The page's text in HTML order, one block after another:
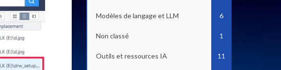
Modèles de langage et LLM 6
Non classé 1
Outils et ressources IA 11